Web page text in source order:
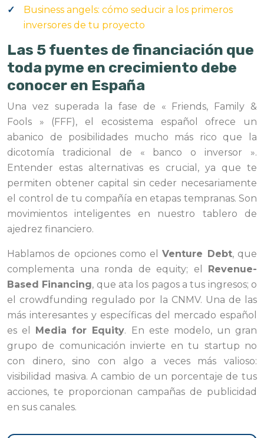
Business angels: cómo seducir a los primeros
inversores de tu proyecto
Las 5 fuentes de financiación que
toda pyme en crecimiento debe
conocer en España
Una vez superada la fase de « Friends, Family &
Fools » (FFF), el ecosistema español ofrece un
abanico de posibilidades mucho más rico que la
dicotomía tradicional de « banco o inversor ».
Entender estas alternativas es crucial, ya que te
permiten obtener capital sin ceder necesariamente
el control de tu compañía en etapas tempranas. Son
movimientos inteligentes en nuestro tablero de
ajedrez financiero.
Hablamos de opciones como elVenture Debt, que
complementa una ronda de equity; el Revenue-
Based Financing, que ata los pagos a tus ingresos; o
el crowdfunding regulado por la CNMV. Una de las
más interesantes y específicas del mercado español
es el Media for Equity. En este modelo, un gran
grupo de comunicación invierte en tu startup no
con dinero, sino con algo a veces más valioso:
visibilidad masiva. A cambio de un porcentaje de tus
acciones, te proporcionan campañas de publicidad
en sus canales.